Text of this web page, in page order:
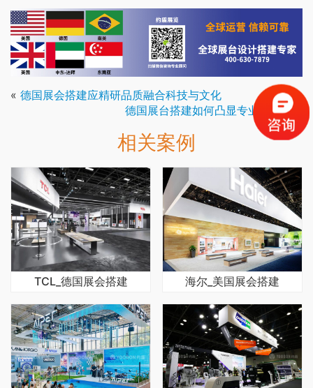
« 德国展会搭建应精研品质融合科技与文化
德国展台搭建如何凸显专业与品质»
相关案例
TCL_德国展会搭建 海尔_美国展会搭建